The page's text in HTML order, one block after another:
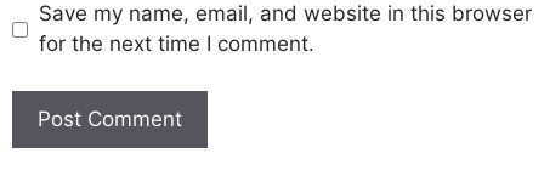
Save my name, email, and website in this browser
for the next time I comment.